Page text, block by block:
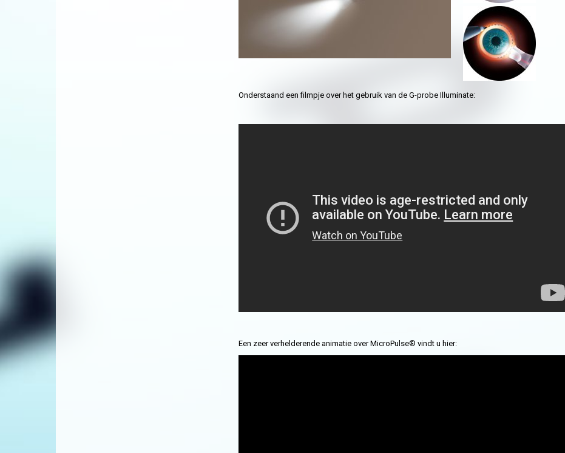
Onderstaand een filmpje over het gebruik van de G-probe Illuminate:
Een zeer verhelderende animatie over MicroPulse® vindt u hier: